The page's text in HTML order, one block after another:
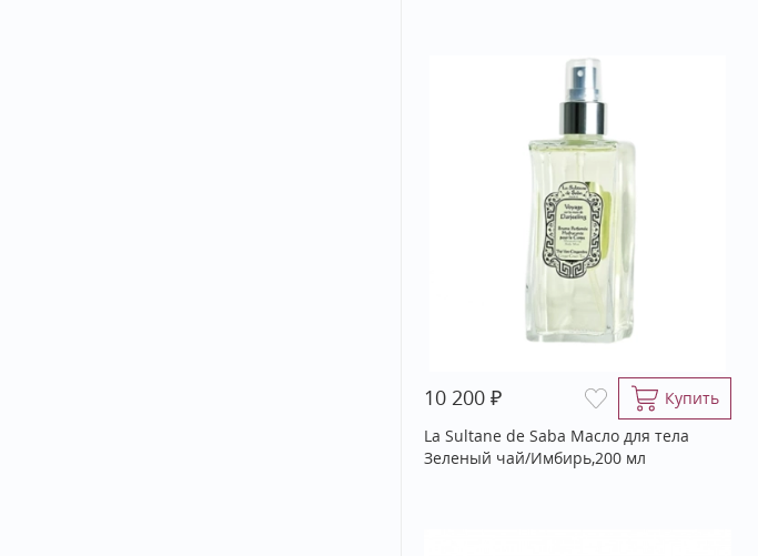
10 200 ₽
Купить
La Sultane de Saba Масло для тела
Зеленый чай/Имбирь,200 мл